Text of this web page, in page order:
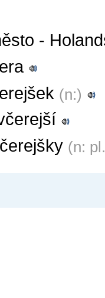
-
(n:)
(n: